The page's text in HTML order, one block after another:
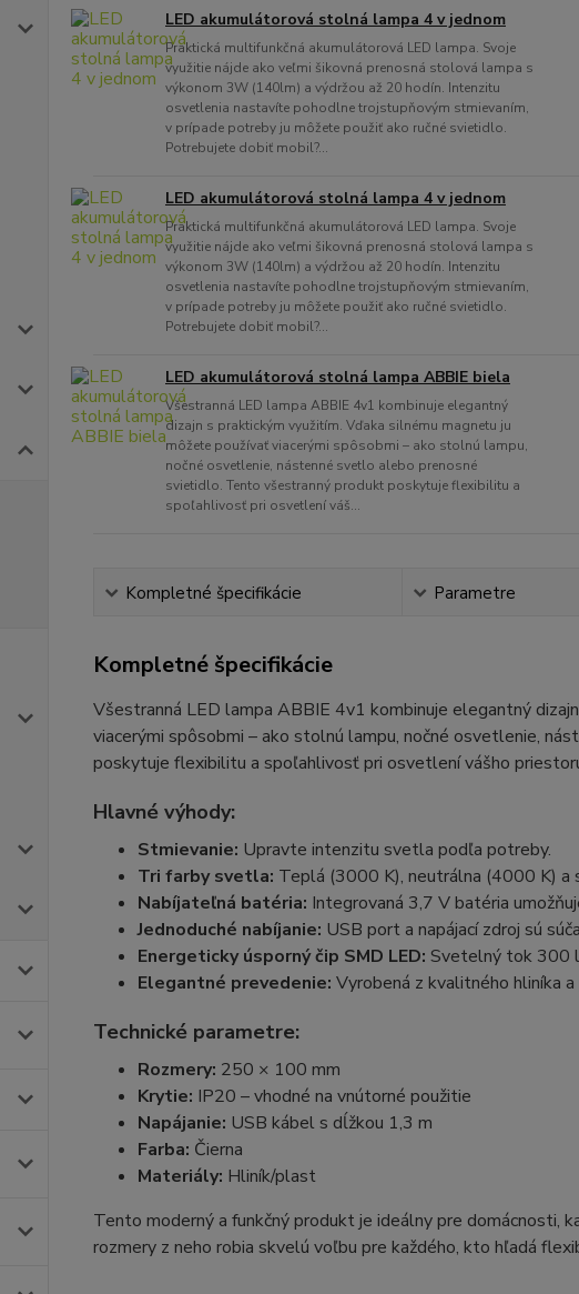
LED akumulátorová stolná lampa 4 v jednom
Praktická multifunkčná akumulátorová LED lampa. Svoje
využitie nájde ako veľmi šikovná prenosná stolová lampa s
výkonom 3W (140lm) a výdržou až 20 hodín. Intenzitu
osvetlenia nastavíte pohodlne trojstupňovým stmievaním,
v prípade potreby ju môžete použiť ako ručné svietidlo.
Potrebujete dobiť mobil?...
LED akumulátorová stolná lampa 4 v jednom
Praktická multifunkčná akumulátorová LED lampa. Svoje
využitie nájde ako veľmi šikovná prenosná stolová lampa s
výkonom 3W (140lm) a výdržou až 20 hodín. Intenzitu
osvetlenia nastavíte pohodlne trojstupňovým stmievaním,
v prípade potreby ju môžete použiť ako ručné svietidlo.
Potrebujete dobiť mobil?...
LED akumulátorová stolná lampa ABBIE biela
Všestranná LED lampa ABBIE 4v1 kombinuje elegantný
dizajn s praktickým využitím. Vďaka silnému magnetu ju
môžete používať viacerými spôsobmi – ako stolnú lampu,
nočné osvetlenie, nástenné svetlo alebo prenosné
svietidlo. Tento všestranný produkt poskytuje flexibilitu a
spoľahlivosť pri osvetlení váš...
Kompletné špecifikácie Parametre
Kompletné špecifikácie
Všestranná LED lampa ABBIE 4v1 kombinuje elegantný
viacerými spôsobmi – ako stolnú lampu, nočné osvetlenie,
poskytuje flexibilitu a spoľahlivosť pri osvetlení vášho
Hlavné výhody:
Stmievanie: Upravte intenzitu svetla podľa potreby.
Tri farby svetla: Teplá (3000 K), neutrálna (4000 K) a
Nabíjateľná batéria: Integrovaná 3,7 V batéria
Jednoduché nabíjanie: USB port a napájací zdroj sú
Energeticky úsporný čip SMD LED: Svetelný tok 300
Elegantné prevedenie: Vyrobená z kvalitného hliníka
Technické parametre:
Rozmery: 250 × 100 mm
Krytie: IP20 – vhodné na vnútorné použitie
Napájanie: USB kábel s dĺžkou 1,3 m
Farba: Čierna
Materiály: Hliník/plast
Tento moderný a funkčný produkt je ideálny pre domácnosti,
rozmery z neho robia skvelú voľbu pre každého, kto hľadá